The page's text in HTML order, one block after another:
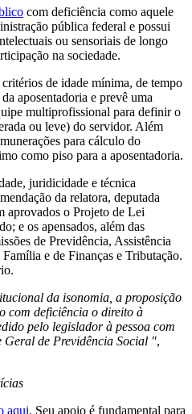
com deficiência como aquele
pública federal e possui
ou sensoriais de longo
na sociedade.
de idade mínima, de tempo
aposentadoria e prevê uma
multiprofissional para definir o
ou leve) do servidor. Além
para cálculo do
como piso para a aposentadoria.
juridicidade e técnica
da relatora, deputada
aprovados o Projeto de Lei
e os apensados, além das
de Previdência, Assistência
e de Finanças e Tributação.
da isonomia, a proposição
com deficiência o direito à
pelo legislador à pessoa com
Geral de Previdência Social ",
aqui. Seu apoio é fundamental para